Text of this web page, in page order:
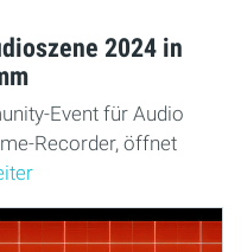
2024 in
Event für Audio
Recorder, öffnet